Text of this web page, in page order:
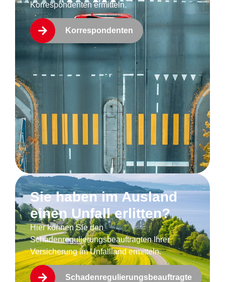
Korrespondenten ermitteln.
Korrespondenten
Sie haben im Ausland
einen Unfall erlitten?
Hier können Sie den
Schadenregulierungsbeauftragten Ihrer
Versicherung im Unfallland ermitteln.
Schadenregulierungsbeauftragte